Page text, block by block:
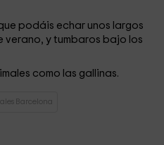
podáis echar unos largos
verano, y tumbaros bajo los
como las gallinas.
Barcelona